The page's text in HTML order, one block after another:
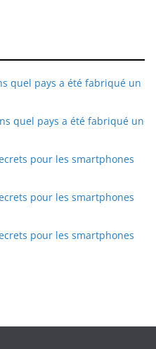
quel pays a été fabriqué un
quel pays a été fabriqué un
pour les smartphones
pour les smartphones
pour les smartphones